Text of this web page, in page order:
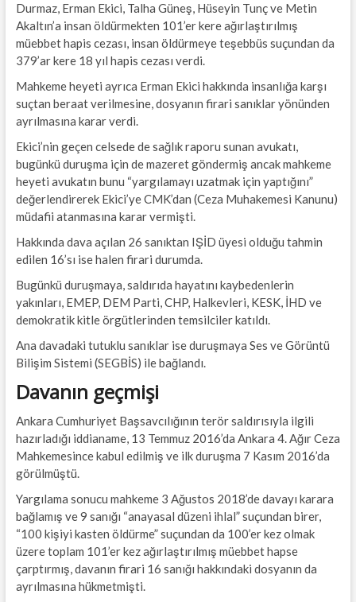
Durmaz, Erman Ekici, Talha Güneş, Hüseyin Tunç ve Metin
Akaltın’a insan öldürmekten 101’er kere ağırlaştırılmış
müebbet hapis cezası, insan öldürmeye teşebbüs suçundan da
379’ar kere 18 yıl hapis cezası verdi.
Mahkeme heyeti ayrıca Erman Ekici hakkında insanlığa karşı
suçtan beraat verilmesine, dosyanın firari sanıklar yönünden
ayrılmasına karar verdi.
Ekici’nin geçen celsede de sağlık raporu sunan avukatı,
bugünkü duruşma için de mazeret göndermiş ancak mahkeme
heyeti avukatın bunu “yargılamayı uzatmak için yaptığını”
değerlendirerek Ekici’ye CMK’dan (Ceza Muhakemesi Kanunu)
müdafii atanmasına karar vermişti.
Hakkında dava açılan 26 sanıktan IŞİD üyesi olduğu tahmin
edilen 16’sı ise halen firari durumda.
Bugünkü duruşmaya, saldırıda hayatını kaybedenlerin
yakınları, EMEP, DEM Parti, CHP, Halkevleri, KESK, İHD ve
demokratik kitle örgütlerinden temsilciler katıldı.
Ana davadaki tutuklu sanıklar ise duruşmaya Ses ve Görüntü
Bilişim Sistemi (SEGBİS) ile bağlandı.
Davanın geçmişi
Ankara Cumhuriyet Başsavcılığının terör saldırısıyla ilgili
hazırladığı iddianame, 13 Temmuz 2016’da Ankara 4. Ağır Ceza
Mahkemesince kabul edilmiş ve ilk duruşma 7 Kasım 2016’da
görülmüştü.
Yargılama sonucu mahkeme 3 Ağustos 2018’de davayı karara
bağlamış ve 9 sanığı “anayasal düzeni ihlal” suçundan birer,
“100 kişiyi kasten öldürme” suçundan da 100’er kez olmak
üzere toplam 101’er kez ağırlaştırılmış müebbet hapse
çarptırmış, davanın firari 16 sanığı hakkındaki dosyanın da
ayrılmasına hükmetmişti.